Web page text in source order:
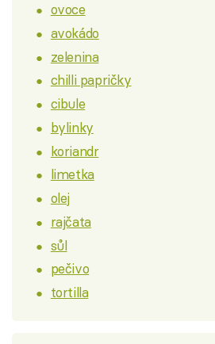
ovoce
avokádo
zelenina
chilli papričky
cibule
bylinky
koriandr
limetka
olej
rajčata
sůl
pečivo
tortilla